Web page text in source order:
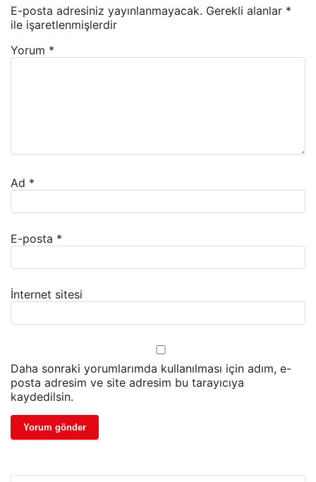
E-posta adresiniz yayınlanmayacak. Gerekli alanlar *
ile işaretlenmişlerdir
Yorum *
Ad *
E-posta *
İnternet sitesi
Daha sonraki yorumlarımda kullanılması için adım, e-
posta adresim ve site adresim bu tarayıcıya
kaydedilsin.